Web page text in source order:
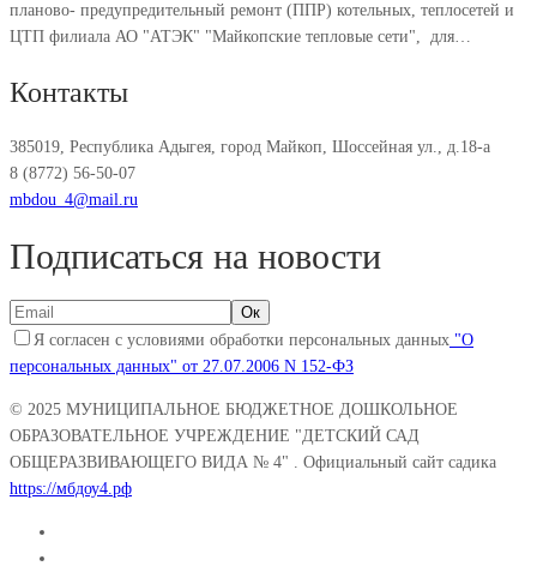
планово- предупредительный ремонт (ППР) котельных, теплосетей и
ЦТП филиала АО "АТЭК" "Майкопские тепловые сети", для…
Контакты
385019, Республика Адыгея, город Майкоп, Шоссейная ул., д.18-а
8 (8772) 56-50-07
mbdou_4@mail.ru
Подписаться на новости
Я согласен с условиями обработки персональных данных "О
персональных данных" от 27.07.2006 N 152-ФЗ
© 2025 МУНИЦИПАЛЬНОЕ БЮДЖЕТНОЕ ДОШКОЛЬНОЕ
ОБРАЗОВАТЕЛЬНОЕ УЧРЕЖДЕНИЕ "ДЕТСКИЙ САД
ОБЩЕРАЗВИВАЮЩЕГО ВИДА № 4" . Официальный сайт садика
https://мбдоу4.рф